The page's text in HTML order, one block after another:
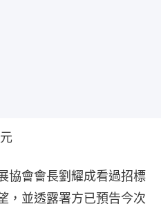
協會會長劉耀成看過招標
，並透露署方已預告今次